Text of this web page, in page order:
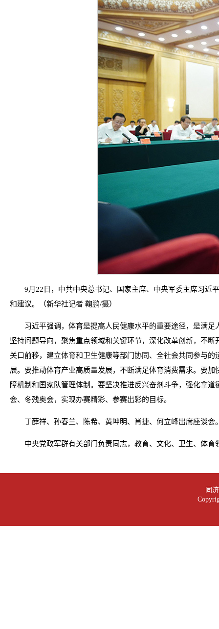
9月22日，中共中央总书记、国家主席、中央军委主席习近
和建议。（新华社记者 鞠鹏/摄）
习近平强调，体育是提高人民健康水平的重要途径，是满
坚持问题导向，聚焦重点领域和关键环节，深化改革创新，不
关口前移，建立体育和卫生健康等部门协同、全社会共同参与
展。要推动体育产业高质量发展，不断满足体育消费需求。要
障机制和国家队管理体制。要坚决推进反兴奋剂斗争，强化拿
会、冬残奥会，实现办赛精彩、参赛出彩的目标。
丁薛祥、孙春兰、陈希、黄坤明、肖捷、何立峰出席座谈会
中央党政军群有关部门负责同志，教育、文化、卫生、体育
同